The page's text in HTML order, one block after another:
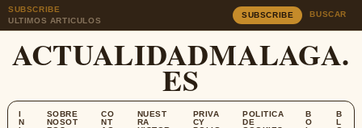
SUBSCRIBE
ULTIMOS ARTICULOS
SUBSCRIBE BUSCAR
ACTUALIDADMALAGA.
ES
I
N
SOBRE
NOSOT
CO
NT
NUEST
RA
PRIVA
CY
POLITICA
DE
B
O
B
L